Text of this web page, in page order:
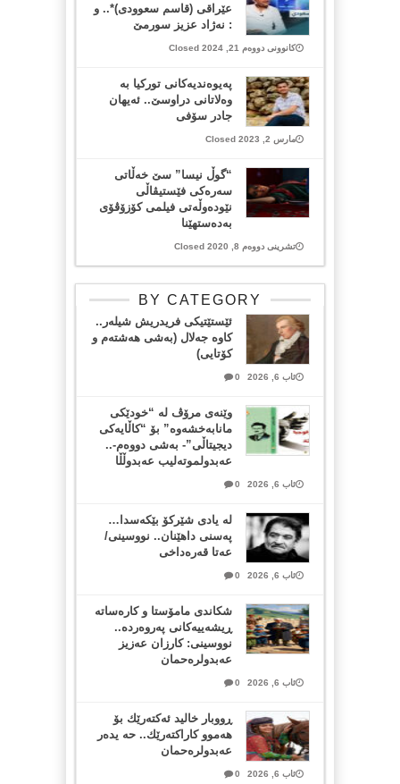
عێراقی (قاسم سعوودی)*.. و
: نه‌ژاد عزیز سورمێ
کانوونی دووەم 21, 2024 Closed
پەیوەندیەکانی تورکیا بە
وەلاتانی دراوسێ.. ئەیهان
جادر سۆفی
مارس 2, 2023 Closed
“گوڵ نیسا” سێ خەڵاتی
سەرەکی فێستیڤاڵی
نێودەوڵەتی فیلمی کۆزۆڤۆی
بەدەستهێنا
تشرینی دووەم 8, 2020 Closed
BY CATEGORY
ئێستێتیکی فریدریش شیلەر..
کاوە جەلال (بەشی هەشتەم و
کۆتایی)
ئاب 6, 2026 0
وێنەی مرۆڤ لە “خودێکی
مانابەخشەوە” بۆ “کاڵایەکی
دیجیتاڵی”- بەشی دووەم-..
عەبدولموتەلیب عەبدوڵڵا
ئاب 6, 2026 0
لە یادی شێرکۆ بێکەسدا…
پەسنی داهێنان.. نووسینی/
عەتا قەرەداخی
ئاب 6, 2026 0
شکاندی مامۆستا و کارەساتە
ڕیشەییەکانی پەروەردە..
نووسینی: کارزان عەزیز
عەبدولرەحمان
ئاب 6, 2026 0
ڕووبار خالید ئەكتەرێك بۆ
هەموو كاراكتەرێك.. حه یدەر
عەبدولرەحمان
ئاب 6, 2026 0